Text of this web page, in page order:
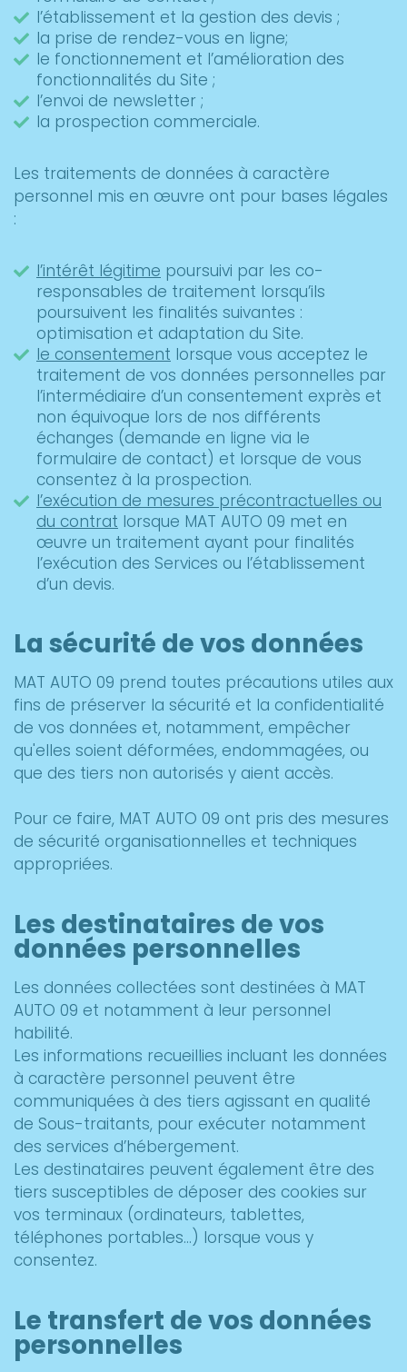
l’établissement et la gestion des devis ;
la prise de rendez-vous en ligne;
le fonctionnement et l’amélioration des
fonctionnalités du Site ;
l’envoi de newsletter ;
la prospection commerciale.
Les traitements de données à caractère
personnel mis en œuvre ont pour bases légales
:
l’intérêt légitime poursuivi par les co-
responsables de traitement lorsqu’ils
poursuivent les finalités suivantes :
optimisation et adaptation du Site.
le consentement lorsque vous acceptez le
traitement de vos données personnelles par
l’intermédiaire d’un consentement exprès et
non équivoque lors de nos différents
échanges (demande en ligne via le
formulaire de contact) et lorsque de vous
consentez à la prospection.
l’exécution de mesures précontractuelles ou
du contrat lorsque MAT AUTO 09 met en
œuvre un traitement ayant pour finalités
l’exécution des Services ou l’établissement
d’un devis.
La sécurité de vos données
MAT AUTO 09 prend toutes précautions utiles aux
fins de préserver la sécurité et la confidentialité
de vos données et, notamment, empêcher
qu'elles soient déformées, endommagées, ou
que des tiers non autorisés y aient accès.
Pour ce faire, MAT AUTO 09 ont pris des mesures
de sécurité organisationnelles et techniques
appropriées.
Les destinataires de vos
données personnelles
Les données collectées sont destinées à MAT
AUTO 09 et notamment à leur personnel
habilité.
Les informations recueillies incluant les données
à caractère personnel peuvent être
communiquées à des tiers agissant en qualité
de Sous-traitants, pour exécuter notamment
des services d’hébergement.
Les destinataires peuvent également être des
tiers susceptibles de déposer des cookies sur
vos terminaux (ordinateurs, tablettes,
téléphones portables…) lorsque vous y
consentez.
Le transfert de vos données
personnelles